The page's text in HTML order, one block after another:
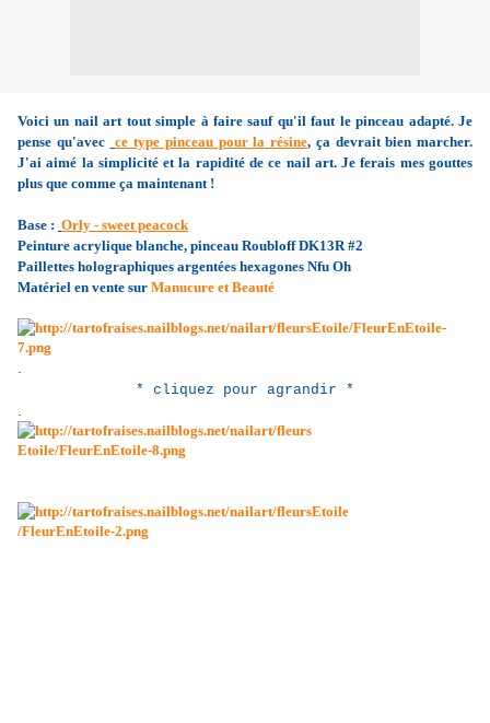
Voici un nail art tout simple à faire sauf qu'il faut le pinceau adapté. Je
pense qu'avec
ce type pinceau pour la résine, ça devrait bien marcher.
J'ai aimé la simplicité et la rapidité de ce nail art. Je ferais mes gouttes
plus que comme ça maintenant !
Base : Orly - sweet peacock
Peinture acrylique blanche, pinceau Roubloff DK13R #2
Paillettes holographiques argentées hexagones Nfu Oh
Matériel en vente sur Manucure et Beauté
* cliquez pour agrandir *